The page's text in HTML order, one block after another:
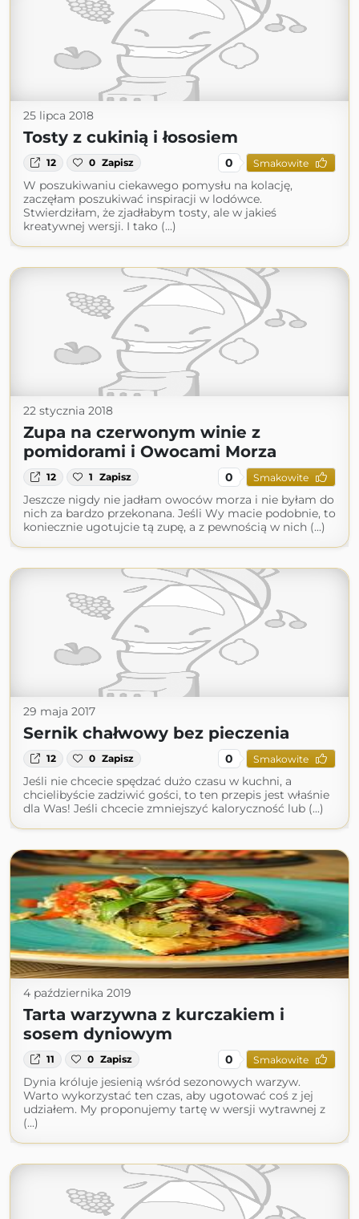
25 lipca 2018
Tosty z cukinią i łososiem
12 0 Zapisz 0 Smakowite
W poszukiwaniu ciekawego pomysłu na kolację,
zaczęłam poszukiwać inspiracji w lodówce.
Stwierdziłam, że zjadłabym tosty, ale w jakieś
kreatywnej wersji. I tako (...)
22 stycznia 2018
Zupa na czerwonym winie z
pomidorami i Owocami Morza
12 1 Zapisz 0 Smakowite
Jeszcze nigdy nie jadłam owoców morza i nie byłam do
nich za bardzo przekonana. Jeśli Wy macie podobnie, to
koniecznie ugotujcie tą zupę, a z pewnością w nich (...)
29 maja 2017
Sernik chałwowy bez pieczenia
12 0 Zapisz 0 Smakowite
Jeśli nie chcecie spędzać dużo czasu w kuchni, a
chcielibyście zadziwić gości, to ten przepis jest właśnie
dla Was! Jeśli chcecie zmniejszyć kaloryczność lub (...)
4 października 2019
Tarta warzywna z kurczakiem i
sosem dyniowym
11 0 Zapisz 0 Smakowite
Dynia króluje jesienią wśród sezonowych warzyw.
Warto wykorzystać ten czas, aby ugotować coś z jej
udziałem. My proponujemy tartę w wersji wytrawnej z
(...)